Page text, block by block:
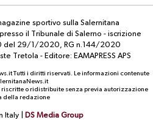
sportivo sulla Salernitana
il Tribunale di Salerno - iscrizione
del 29/1/2020, RG n.144/2020
Tretola - Editore: EAMAPRESS APS
Tutti i diritti riservati. Le informazioni contenute
o ridistribuite senza previa autorizzazione
della redazione
Italy | DS Media Group